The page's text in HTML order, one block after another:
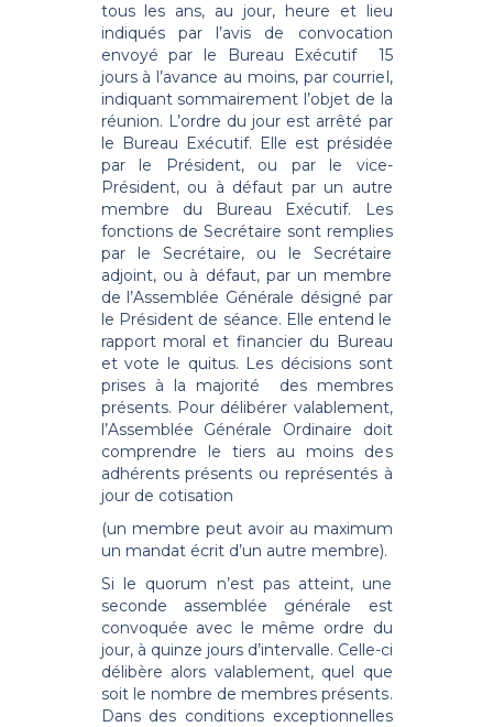
tous les ans, au jour, heure et lieu
indiqués par l’avis de convocation
envoyé par le Bureau Exécutif 15
jours à l’avance au moins, par courriel,
indiquant sommairement l’objet de la
réunion. L’ordre du jour est arrêté par
le Bureau Exécutif. Elle est présidée
par le Président, ou par le vice-
Président, ou à défaut par un autre
membre du Bureau Exécutif. Les
fonctions de Secrétaire sont remplies
par le Secrétaire, ou le Secrétaire
adjoint, ou à défaut, par un membre
de l’Assemblée Générale désigné par
le Président de séance. Elle entend le
rapport moral et financier du Bureau
et vote le quitus. Les décisions sont
prises à la majorité des membres
présents. Pour délibérer valablement,
l’Assemblée Générale Ordinaire doit
comprendre le tiers au moins des
adhérents présents ou représentés à
jour de cotisation
(un membre peut avoir au maximum
un mandat écrit d’un autre membre).
Si le quorum n’est pas atteint, une
seconde assemblée générale est
convoquée avec le même ordre du
jour, à quinze jours d’intervalle. Celle-ci
délibère alors valablement, quel que
soit le nombre de membres présents.
Dans des conditions exceptionnelles